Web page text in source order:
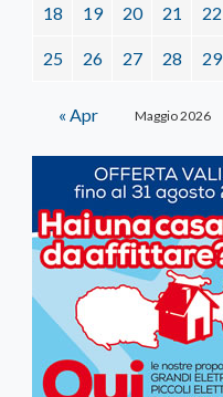
Maggio 2026
18 19 20 21 22
25 26 27 28 29
« Apr